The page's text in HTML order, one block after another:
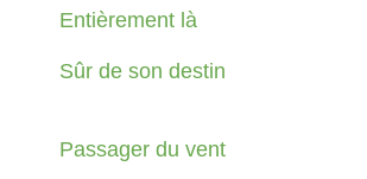
Entièrement là
Sûr de son destin
Passager du vent